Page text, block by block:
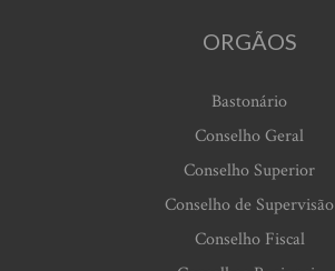
ORGÃOS
Bastonário
Conselho Geral
Conselho Superior
Conselho de Supervisão
Conselho Fiscal